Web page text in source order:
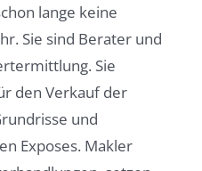
lange keine
Sie sind Berater und
Sie
den Verkauf der
und
Exposes. Makler